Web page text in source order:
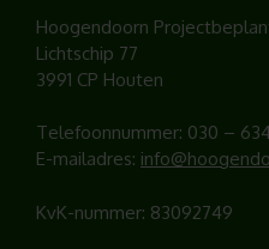
Hoogendoorn
Lichtschip 77
3991 CP Houten
Telefoonnummer: 030 –
E-mailadres:
KvK-nummer: 83092749